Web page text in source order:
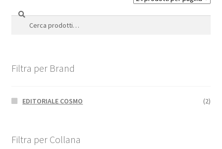
Cerca:
Cerca
Filtra per Brand
EDITORIALE COSMO (2)
Filtra per Collana